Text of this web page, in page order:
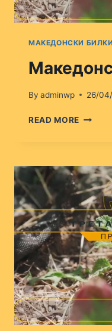
МАКЕДОНСКИ БИЛКИ
By adminwp 26/
READ MORE